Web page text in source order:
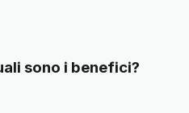
sono i benefici?